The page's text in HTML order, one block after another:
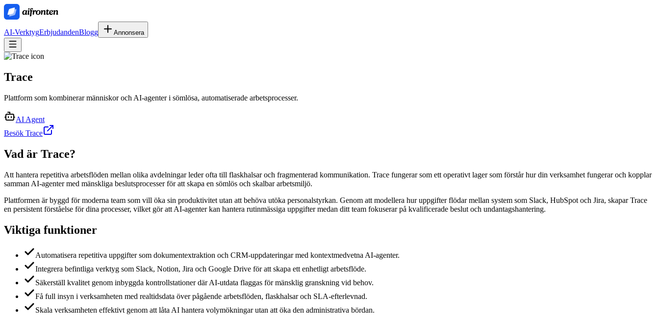
AI-VerktygErbjudandenBlogg Annonsera
Trace
Plattform som kombinerar människor och AI-agenter i sömlösa, automatiserade arbetsprocesser.
AI Agent
Besök Trace
Vad är Trace?
Att hantera repetitiva arbetsflöden mellan olika avdelningar leder ofta till flaskhalsar och fragmenterad kommunikation. Trace fungerar som ett operativt lager som förstår hur din verksamhet fungerar och kopplar
samman AI-agenter med mänskliga beslutsprocesser för att skapa en sömlös och skalbar arbetsmiljö.
Plattformen är byggd för moderna team som vill öka sin produktivitet utan att behöva utöka personalstyrkan. Genom att modellera hur uppgifter flödar mellan system som Slack, HubSpot och Jira, skapar Trace
en persistent förståelse för dina processer, vilket gör att AI-agenter kan hantera rutinmässiga uppgifter medan ditt team fokuserar på kvalificerade beslut och undantagshantering.
Viktiga funktioner
Automatisera repetitiva uppgifter som dokumentextraktion och CRM-uppdateringar med kontextmedvetna AI-agenter.
Integrera befintliga verktyg som Slack, Notion, Jira och Google Drive för att skapa ett enhetligt arbetsflöde.
Säkerställ kvalitet genom inbyggda kontrollstationer där AI-utdata flaggas för mänsklig granskning vid behov.
Få full insyn i verksamheten med realtidsdata över pågående arbetsflöden, flaskhalsar och SLA-efterlevnad.
Skala verksamheten effektivt genom att låta AI hantera volymökningar utan att öka den administrativa bördan.